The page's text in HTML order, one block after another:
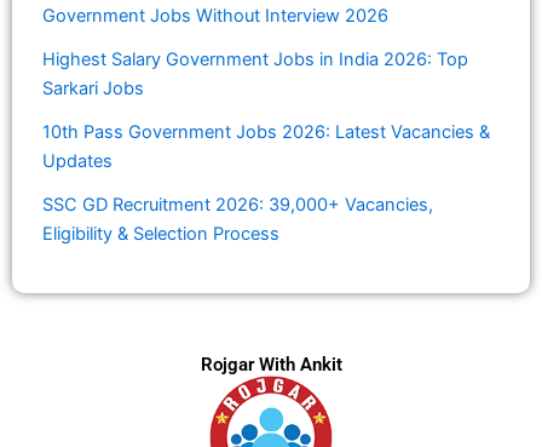
Government Jobs Without Interview 2026
Highest Salary Government Jobs in India 2026: Top
Sarkari Jobs
10th Pass Government Jobs 2026: Latest Vacancies &
Updates
SSC GD Recruitment 2026: 39,000+ Vacancies,
Eligibility & Selection Process
Rojgar With Ankit